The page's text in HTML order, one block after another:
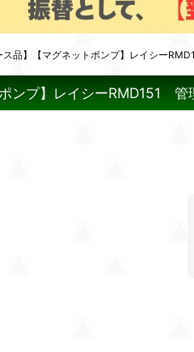
ス品】【マグネットポンプ】レイシー
ンプ】レイシーRMD151 管